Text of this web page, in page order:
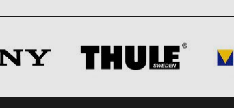
Ofertele! Clic și Vezi Ofertele!
Ofertele! Clic și Vezi Ofertele!